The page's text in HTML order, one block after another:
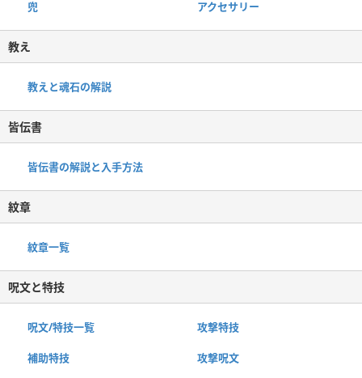
兜 アクセサリー
教え
教えと魂石の解説
皆伝書
皆伝書の解説と入手方法
紋章
紋章一覧
呪文と特技
呪文/特技一覧 攻撃特技
補助特技 攻撃呪文